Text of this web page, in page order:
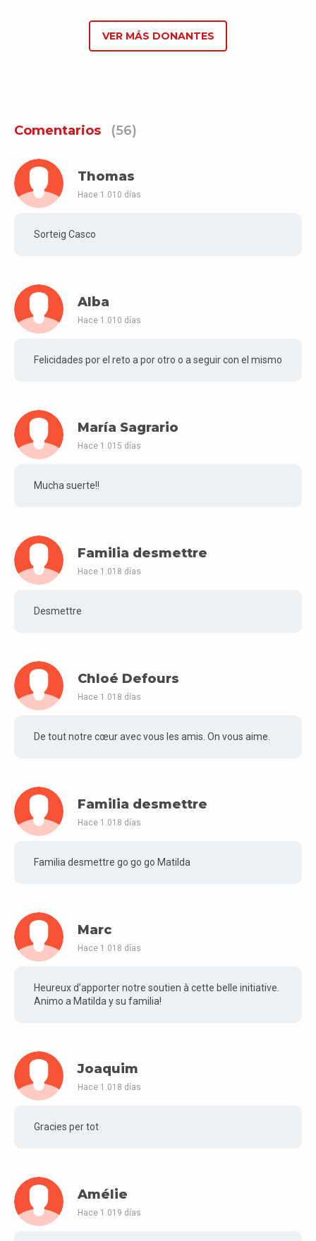
VER MÁS DONANTES
Comentarios (56)
Thomas
Hace 1.010 días
Sorteig Casco
Alba
Hace 1.010 días
Felicidades por el reto a por otro o a seguir con el mismo
María Sagrario
Hace 1.015 días
Mucha suerte!!
Familia desmettre
Hace 1.018 días
Desmettre
Chloé Defours
Hace 1.018 días
De tout notre cœur avec vous les amis. On vous aime.
Familia desmettre
Hace 1.018 días
Familia desmettre go go go Matilda
Marc
Hace 1.018 días
Heureux d’apporter notre soutien à cette belle initiative.
Animo a Matilda y su familia!
Joaquim
Hace 1.018 días
Gracies per tot
Amélie
Hace 1.019 días